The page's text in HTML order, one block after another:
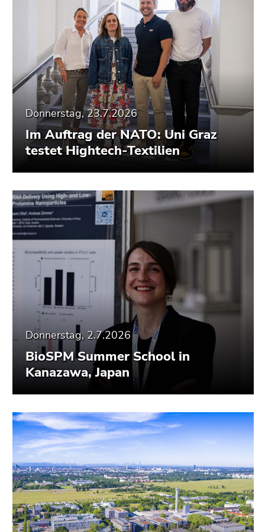
Donnerstag, 23.7.2026
Im Auftrag der NATO: Uni Graz
testet Hightech-Textilien
Donnerstag, 2.7.2026
BioSPM Summer School in
Kanazawa, Japan